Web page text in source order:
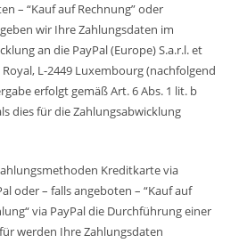
– “Kauf auf Rechnung” oder
wir Ihre Zahlungsdaten im
an die PayPal (Europe) S.a.r.l. et
Royal, L-2449 Luxembourg (nachfolgend
erfolgt gemäß Art. 6 Abs. 1 lit. b
dies für die Zahlungsabwicklung
Kreditkarte via
oder – falls angeboten – “Kauf auf
via PayPal die Durchführung einer
werden Ihre Zahlungsdaten